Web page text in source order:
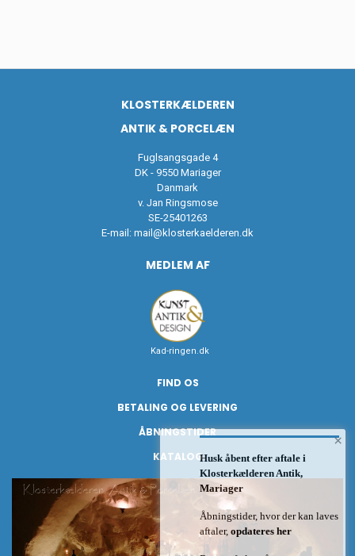
KLOSTERKÆLDEREN
ANTIK & PORCELÆN
Fuglsangsgade 4
DK - 9550 Mariager
Danmark
v. Jan Ringsmose
SE-25401263
E-mail: mail@klosterkaelderen.dk
MEDLEM AF
Kad-ringen.dk
FIND OS
BETALING OG LEVERING
ÅBNINGSTIDER
KATALOG
×
Husk åbent efter aftale i
Klosterkælderen Antik,
Mariager
Åbningstider, hvor der kan laves
aftaler, opdateres her